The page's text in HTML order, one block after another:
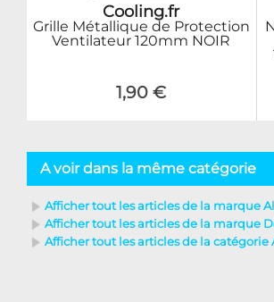
Cooling.fr
Grille Métallique de Protection
Ventilateur 120mm NOIR
1,90 €
A voir dans la même catégorie
Afficher tout les articles de la marque
Afficher tout les articles de la marque
Afficher tout les articles de la catégorie